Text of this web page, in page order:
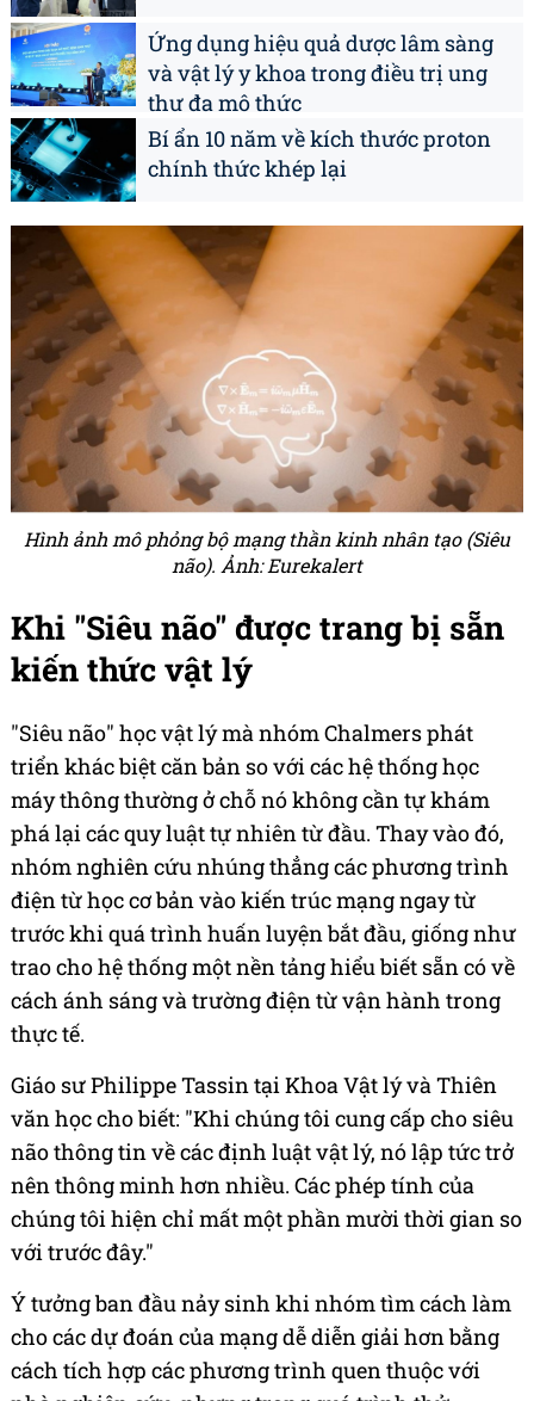
Ứng dụng hiệu quả dược lâm sàng
và vật lý y khoa trong điều trị ung
thư đa mô thức
Bí ẩn 10 năm về kích thước proton
chính thức khép lại
Hình ảnh mô phỏng bộ mạng thần kinh nhân tạo (Siêu
não). Ảnh: Eurekalert
Khi "Siêu não" được trang bị sẵn
kiến thức vật lý
"Siêu não" học vật lý mà nhóm Chalmers phát
triển khác biệt căn bản so với các hệ thống học
máy thông thường ở chỗ nó không cần tự khám
phá lại các quy luật tự nhiên từ đầu. Thay vào đó,
nhóm nghiên cứu nhúng thẳng các phương trình
điện từ học cơ bản vào kiến trúc mạng ngay từ
trước khi quá trình huấn luyện bắt đầu, giống như
trao cho hệ thống một nền tảng hiểu biết sẵn có về
cách ánh sáng và trường điện từ vận hành trong
thực tế.
Giáo sư Philippe Tassin tại Khoa Vật lý và Thiên
văn học cho biết: "Khi chúng tôi cung cấp cho siêu
não thông tin về các định luật vật lý, nó lập tức trở
nên thông minh hơn nhiều. Các phép tính của
chúng tôi hiện chỉ mất một phần mười thời gian so
với trước đây."
Ý tưởng ban đầu nảy sinh khi nhóm tìm cách làm
cho các dự đoán của mạng dễ diễn giải hơn bằng
cách tích hợp các phương trình quen thuộc với